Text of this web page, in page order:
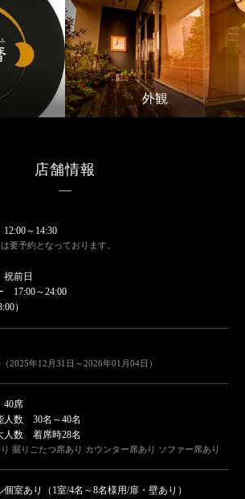
外観
店舗情報
～14:30
要予約となっております。
祝前日
17:00～24:00
）
2025年12月31日～2026年01月04日）
席
人数 30名～40名
人数 着席時28名
掘りごたつ席あり カウンター席あり ソファー席あり
個室あり（1室/4名～8名様用/扉・壁あり）